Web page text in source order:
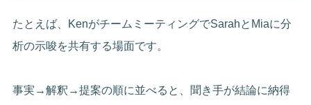
たとえば、KenがチームミーティングでSarahとMiaに分
析の示唆を共有する場面です。
事実→解釈→提案の順に並べると、聞き手が結論に納得